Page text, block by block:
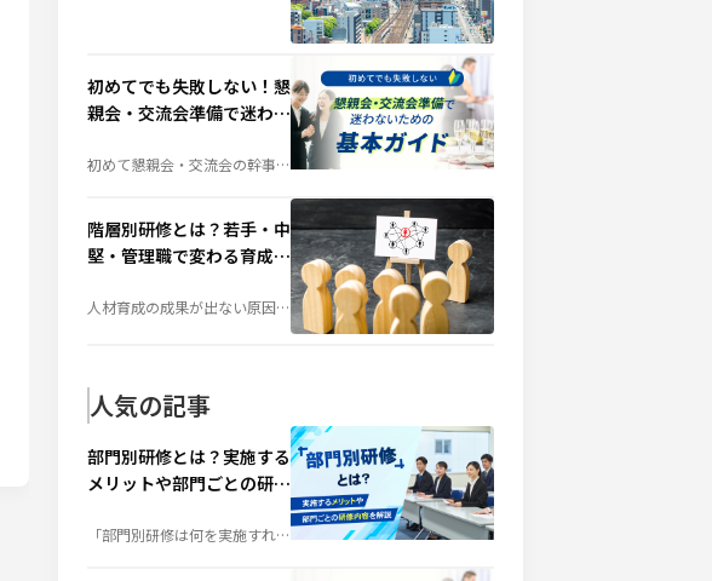
初めてでも失敗しない！懇
親会・交流会準備で迷わな
初めて懇親会・交流会の幹事を
任された方へ。会場選びや予算
イントを分かりやすく解説しま
す。
階層別研修とは？若手・中
堅・管理職で変わる育成テ
人材育成の成果が出ない原因
は、「研修不足」ではなく「研
若手・中堅・管理職それぞれに
必要な研修テーマや実施方法を
詳しく解説します。
人気の記事
部門別研修とは？実施する
メリットや部門ごとの研修
「部門別研修は何を実施すれば
よい？」そんな担当者の疑問を